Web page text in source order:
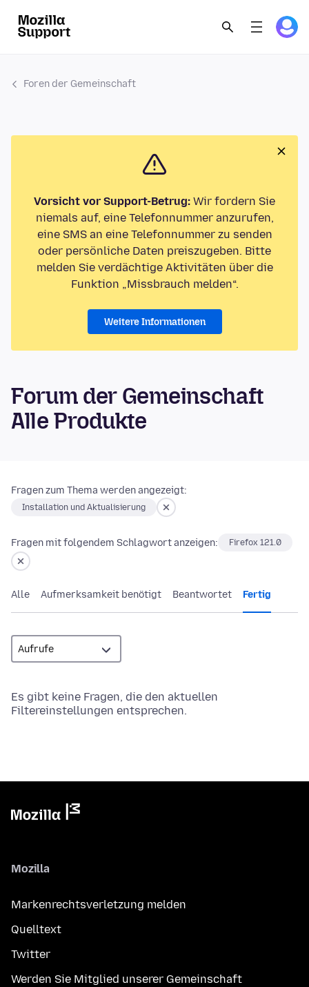
Foren der Gemeinschaft
Vorsicht vor Support-Betrug: Wir fordern Sie
niemals auf, eine Telefonnummer anzurufen,
eine SMS an eine Telefonnummer zu senden
oder persönliche Daten preiszugeben. Bitte
melden Sie verdächtige Aktivitäten über die
Funktion „Missbrauch melden“.
Weitere Informationen
Forum der Gemeinschaft
Alle Produkte
Fragen zum Thema werden angezeigt:
Installation und Aktualisierung
Fragen mit folgendem Schlagwort anzeigen: Firefox 121.0
Alle Aufmerksamkeit benötigt Beantwortet Fertig
Es gibt keine Fragen, die den aktuellen
Filtereinstellungen entsprechen.
Mozilla
Markenrechtsverletzung melden
Quelltext
Twitter
Werden Sie Mitglied unserer Gemeinschaft